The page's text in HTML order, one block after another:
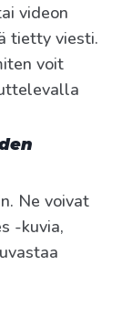
videon
tietty viesti.
voit
Ne voivat
-kuvia,